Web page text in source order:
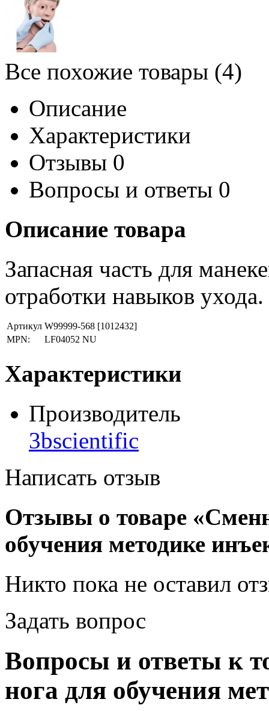
Все похожие товары (4)
Описание
Характеристики
Отзывы 0
Вопросы и ответы 0
Описание товара
Запасная часть для
отработки навыков ухода.
Артикул W99999-568 [1012432]
MPN:
LF04052 NU
Характеристики
Производитель
3bscientific
Написать отзыв
Отзывы о товаре
обучения методике
Никто пока не оставил
Задать вопрос
Вопросы и ответы к
нога для обучения